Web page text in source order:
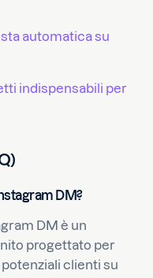
automatica su
indispensabili per
DM?
DM è un
progettato per
clienti su